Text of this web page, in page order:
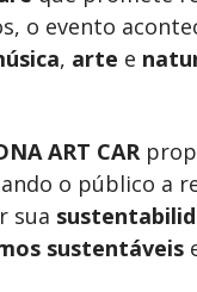
o evento
, arte e
ART CAR
o público a
sua
sustentáveis